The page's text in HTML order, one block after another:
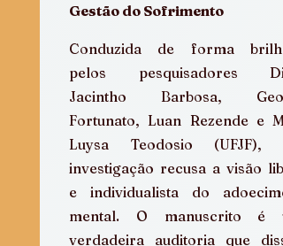
Gestão do Sofrimento
Conduzida de forma
pelos pesquisadores
Jacintho Barbosa,
Fortunato, Luan Rezende e
Luysa Teodosio (UFJF),
investigação recusa a visão
e individualista do
mental. O manuscrito é
verdadeira auditoria que